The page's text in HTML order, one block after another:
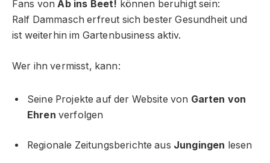
Fans vonAb ins Beet! können beruhigt sein:
Ralf Dammasch erfreut sich bester Gesundheit und
ist weiterhin im Gartenbusiness aktiv.
Wer ihn vermisst, kann:
Seine Projekte auf der Website von Garten von
Ehren verfolgen
Regionale Zeitungsberichte aus Jungingen lesen